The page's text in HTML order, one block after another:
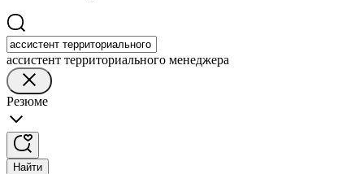
ассистент территориального менеджера
Резюме
Найти